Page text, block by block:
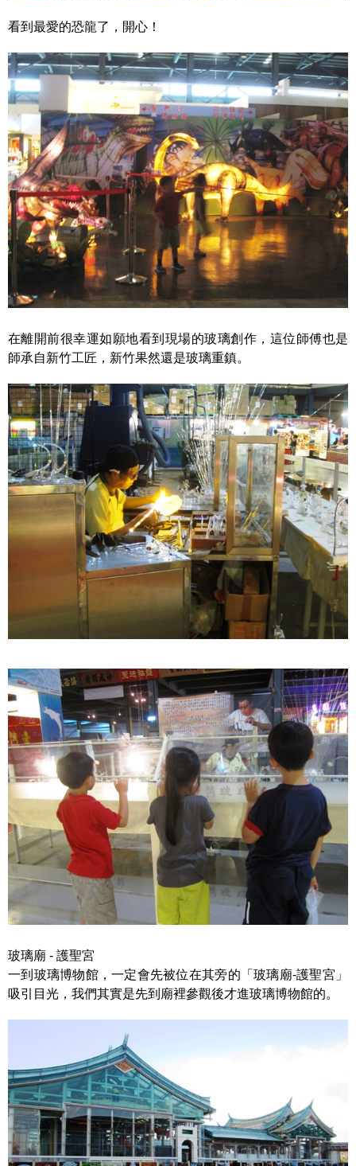
看到最愛的恐龍了，開心！
在離開前很幸運如願地看到現場的玻璃創作，這位師傅也是
師承自新竹工匠，新竹果然還是玻璃重鎮。
玻璃廟 - 護聖宮
一到玻璃博物館，一定會先被位在其旁的「玻璃廟-護聖宮」
吸引目光，我們其實是先到廟裡參觀後才進玻璃博物館的。